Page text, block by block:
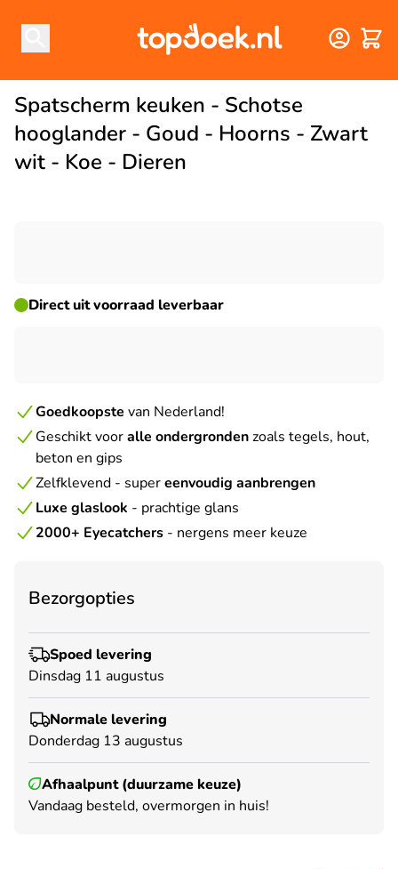
Spatscherm keuken - Schotse
hooglander - Goud - Hoorns - Zwart
wit - Koe - Dieren
Direct uit voorraad leverbaar
Goedkoopste van Nederland!
Geschikt vooralle ondergrondenzoals tegels, hout,
beton en gips
Zelfklevend - supereenvoudig aanbrengen
Luxe glaslook - prachtige glans
2000+ Eyecatchers - nergens meer keuze
Bezorgopties
Spoed levering
Dinsdag 11 augustus
Normale levering
Donderdag 13 augustus
Afhaalpunt (duurzame keuze)
Vandaag besteld, overmorgen in huis!